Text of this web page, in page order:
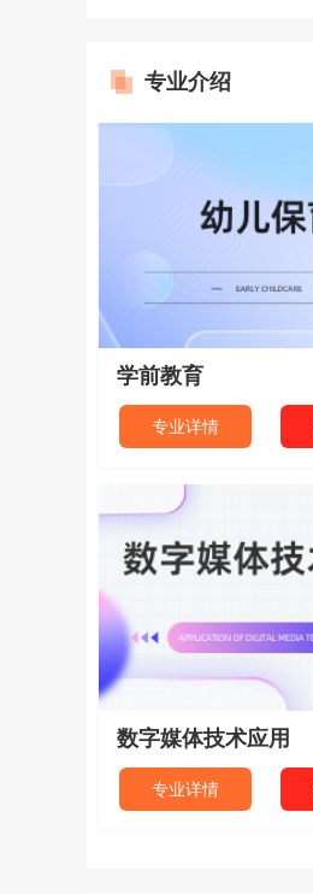
专业介绍
学前教育
专业详情
数字媒体技术应用
专业详情